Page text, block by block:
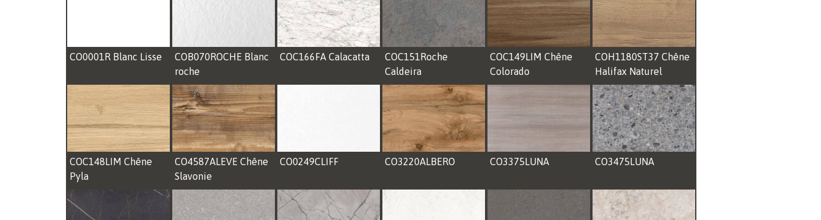
CO0001R Blanc Lisse
COB070ROCHE Blanc
roche
COC166FA Calacatta
COC151Roche
Caldeira
COC149LIM Chêne
Colorado
COH1180ST37 Chêne
Halifax Naturel
COC148LIM Chêne
Pyla
CO4587ALEVE Chêne
Slavonie
CO0249CLIFF CO3220ALBERO CO3375LUNA CO3475LUNA